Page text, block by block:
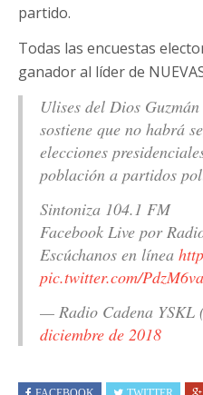
partido.
Todas las encuestas
ganador al líder de
Ulises del Dios Guzmán
sostiene que no habrá
elecciones
población a partidos
Sintoniza 104.1 FM
Facebook Live por
Escúchanos en línea
pic.twitter.com/
— Radio Cadena YSKL
diciembre de 2018